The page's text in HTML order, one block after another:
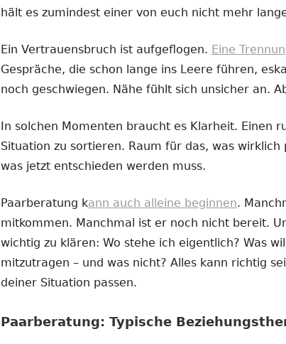
hält es zumindest einer von euch nicht mehr
Ein Vertrauensbruch ist aufgeflogen. Eine
Gespräche, die schon lange ins Leere führen,
noch geschwiegen. Nähe fühlt sich unsicher an.
In solchen Momenten braucht es Klarheit. Einen
Situation zu sortieren. Raum für das, was wirklich
was jetzt entschieden werden muss.
Paarberatung kann auch alleine beginnen.
mitkommen. Manchmal ist er noch nicht bereit.
wichtig zu klären: Wo stehe ich eigentlich? Was
mitzutragen – und was nicht? Alles kann richtig
deiner Situation passen.
Paarberatung: Typische